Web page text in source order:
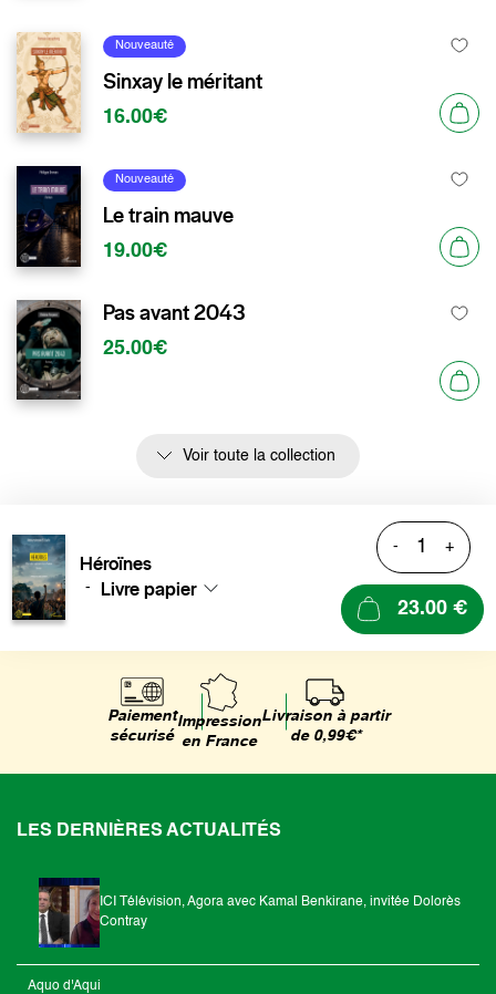
Nouveauté
Sinxay le méritant
16.00€
Nouveauté
Le train mauve
19.00€
Pas avant 2043
25.00€
Voir toute la collection
Héroïnes
- Livre papier
- +
23.00 €
Paiement
sécurisé
Impression
en France
Livraison à partir
de 0,99€*
LES DERNIÈRES ACTUALITÉS
ICI Télévision, Agora avec Kamal Benkirane, invitée Dolorès
Contray
Aquo d'Aqui